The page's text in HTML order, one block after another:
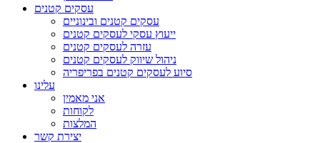
עסקים קטנים
עסקים קטנים ובינוניים
ייעוץ עסקי לעסקים קטנים
עזרה לעסקים קטנים
ניהול שיווק לעסקים קטנים
סיוע לעסקים קטנים בפריפריה
עלינו
אני מאמין
לקוחות
המלצות
יצירת קשר